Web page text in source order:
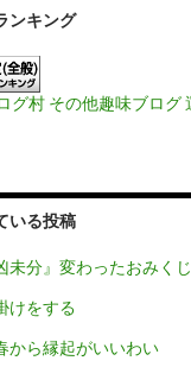
ンキング
いる投稿
未分』変わったおみくじ
けをする
から縁起がいいわい